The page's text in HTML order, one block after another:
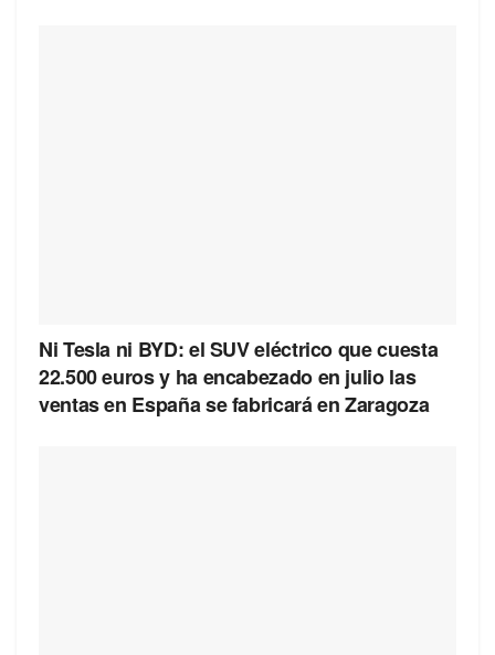
Ni Tesla ni BYD: el SUV eléctrico que cuesta
22.500 euros y ha encabezado en julio las
ventas en España se fabricará en Zaragoza